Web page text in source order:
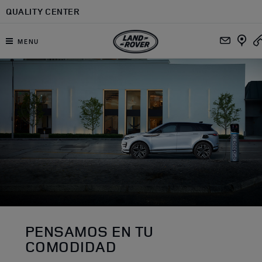
Ir al contenido principal
QUALITY CENTER
MENU
PENSAMOS EN TU
COMODIDAD